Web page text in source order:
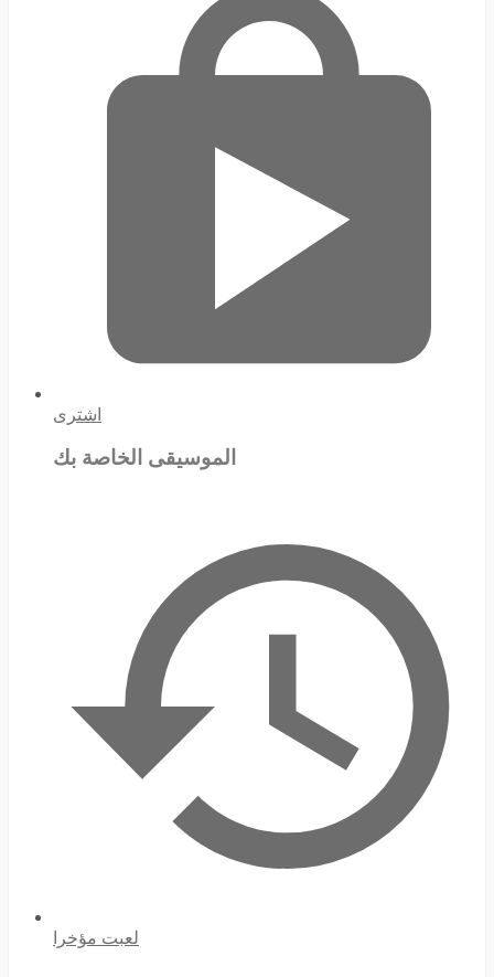
اشترى
الموسيقى الخاصة بك
لعبت مؤخرا